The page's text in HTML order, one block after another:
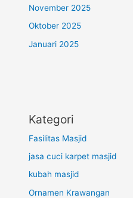
November 2025
Oktober 2025
Januari 2025
Kategori
Fasilitas Masjid
jasa cuci karpet masjid
kubah masjid
Ornamen Krawangan